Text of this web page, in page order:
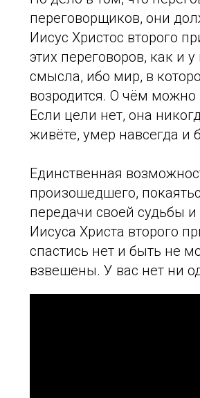
переговорщиков, они
Иисус Христос второго
этих переговоров, как и
смысла, ибо мир, в
возродится. О чём можно
Если цели нет, она
живёте, умер навсегда и
Единственная
произошедшего,
передачи своей судьбы
Иисуса Христа второго
спастись нет и быть не
взвешены. У вас нет ни